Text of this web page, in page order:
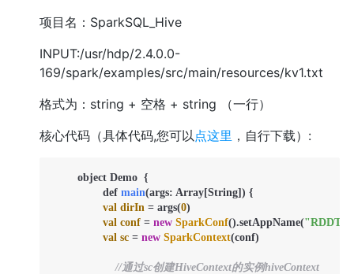
项目名：SparkSQL_Hive
INPUT:/usr/hdp/2.4.0.0-
169/spark/examples/src/main/resources/kv1.txt
格式为：string + 空格 + string （一行）
核心代码（具体代码,您可以 点这里 ，自行下载）:
    		def
main(args: Array[String]) {
val dirIn = args(0)
val conf = new SparkConf().setAppName(
val sc = new SparkContext(conf)
//通过sc创建HiveContext的实例hiveContext